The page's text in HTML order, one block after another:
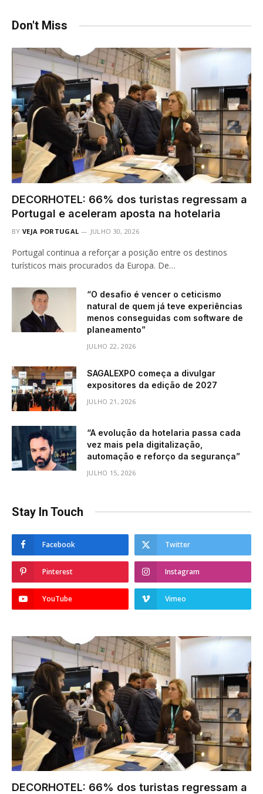
Don't Miss
DECORHOTEL: 66% dos turistas regressam a
Portugal e aceleram aposta na hotelaria
BY VEJA PORTUGAL JULHO 30, 2026
Portugal continua a reforçar a posição entre os destinos
turísticos mais procurados da Europa. De…
“O desafio é vencer o ceticismo
natural de quem já teve experiências
menos conseguidas com software de
planeamento”
JULHO 22, 2026
SAGALEXPO começa a divulgar
expositores da edição de 2027
JULHO 21, 2026
“A evolução da hotelaria passa cada
vez mais pela digitalização,
automação e reforço da segurança”
JULHO 15, 2026
Stay In Touch
Facebook Twitter
Pinterest Instagram
YouTube Vimeo
DECORHOTEL: 66% dos turistas regressam a